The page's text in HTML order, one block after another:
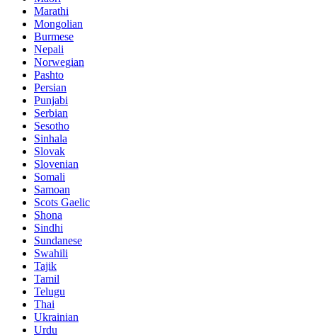
Marathi
Mongolian
Burmese
Nepali
Norwegian
Pashto
Persian
Punjabi
Serbian
Sesotho
Sinhala
Slovak
Slovenian
Somali
Samoan
Scots Gaelic
Shona
Sindhi
Sundanese
Swahili
Tajik
Tamil
Telugu
Thai
Ukrainian
Urdu